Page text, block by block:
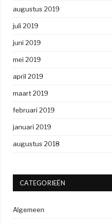
augustus 2019
juli 2019
juni 2019
mei 2019
april 2019
maart 2019
februari 2019
januari 2019
augustus 2018
CATEGORIEËN
Algemeen